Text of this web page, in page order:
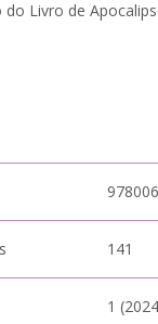
Livro de
141
1